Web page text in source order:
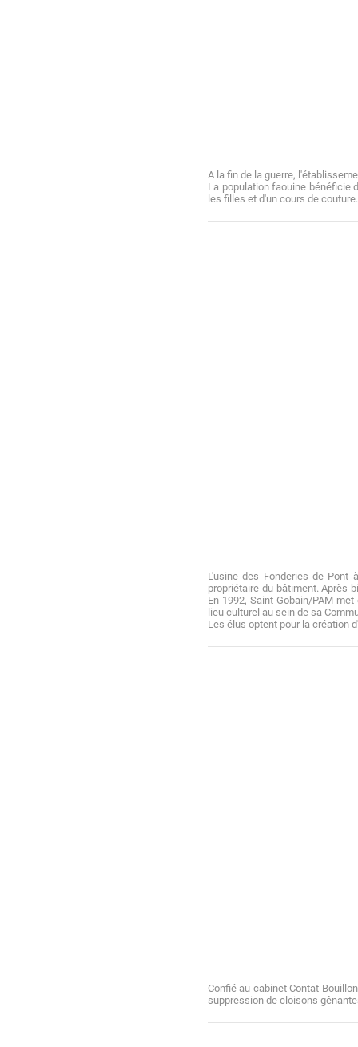
A la fin de la guerre,
La population faouine bénéficie
les filles et d'un cours de couture.
L'usine des Fonderies de Pont
propriétaire du bâtiment. Après
En 1992, Saint Gobain/PAM
lieu culturel au sein de sa
Les élus optent pour la création
Confié au cabinet Contat-
suppression de cloisons